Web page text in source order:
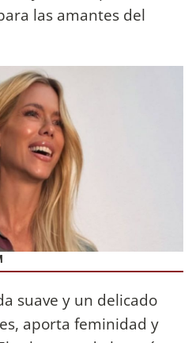
las amantes del
suave y un delicado
aporta feminidad y